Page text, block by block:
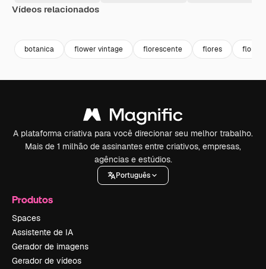
Vídeos relacionados
botanica flower vintage florescente flores floral
A plataforma criativa para você direcionar seu melhor trabalho.
Mais de 1 milhão de assinantes entre criativos, empresas,
agências e estúdios.
Português
Produtos
Spaces
Assistente de IA
Gerador de imagens
Gerador de vídeos